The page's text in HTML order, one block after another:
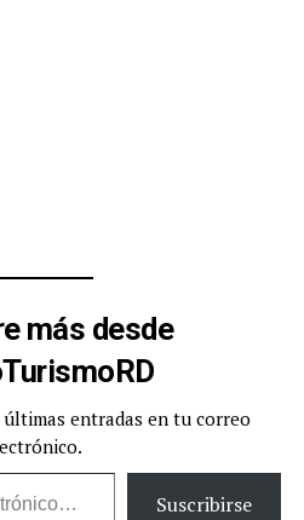
más desde
entradas en tu correo
Suscribirse